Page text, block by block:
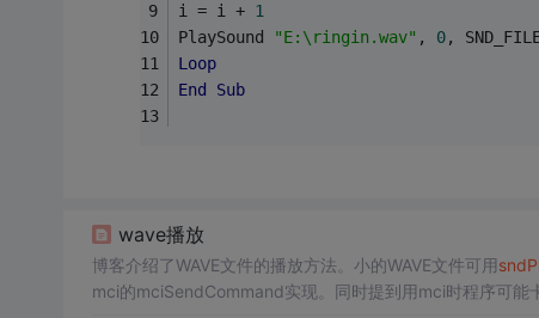
i = i + 1
PlaySound
"E:\ringin.wav" , 0,
Loop
End
Sub
wave播放
博客介绍了WAVE文件的播放方法。小的WAVE文件可用
mci的mciSendCommand实现。同时提到用mci时程序可能